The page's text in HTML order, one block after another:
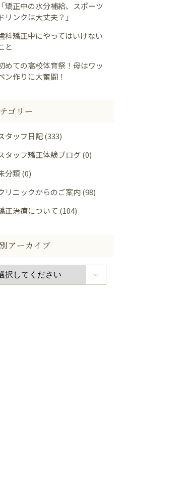
「矯正中の水分補給、スポーツ
ドリンクは大丈夫？」
科矯正中にやってはいけない
と
めての高校体育祭！母はワッ
ン作りに大奮闘！
ゴリー
タッフ日記 (333)
タッフ矯正体験ブログ (0)
分類 (0)
リニックからのご案内 (98)
正治療について (104)
アーカイブ